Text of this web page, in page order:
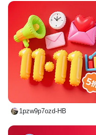
1pzw9p7ozd-HB